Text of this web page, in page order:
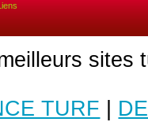
sites
TURF